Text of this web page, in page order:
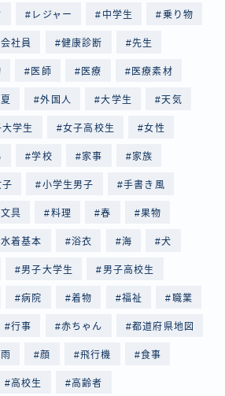
Follow Me
レジャー 中学生 乗り物
会社員 健康診断 先生
医師 医療 医療素材
夏 外国人 大学生 天気
学生 女子高校生 女性
学校 家事 家族
小学生男子 手書き風
文具 料理 春 果物
水着基本 浴衣 海 犬
男子大学生 男子高校生
病院 着物 福祉 職業
行事 赤ちゃん 都道府県地図
雨 顔 飛行機 食事
高校生 高齢者